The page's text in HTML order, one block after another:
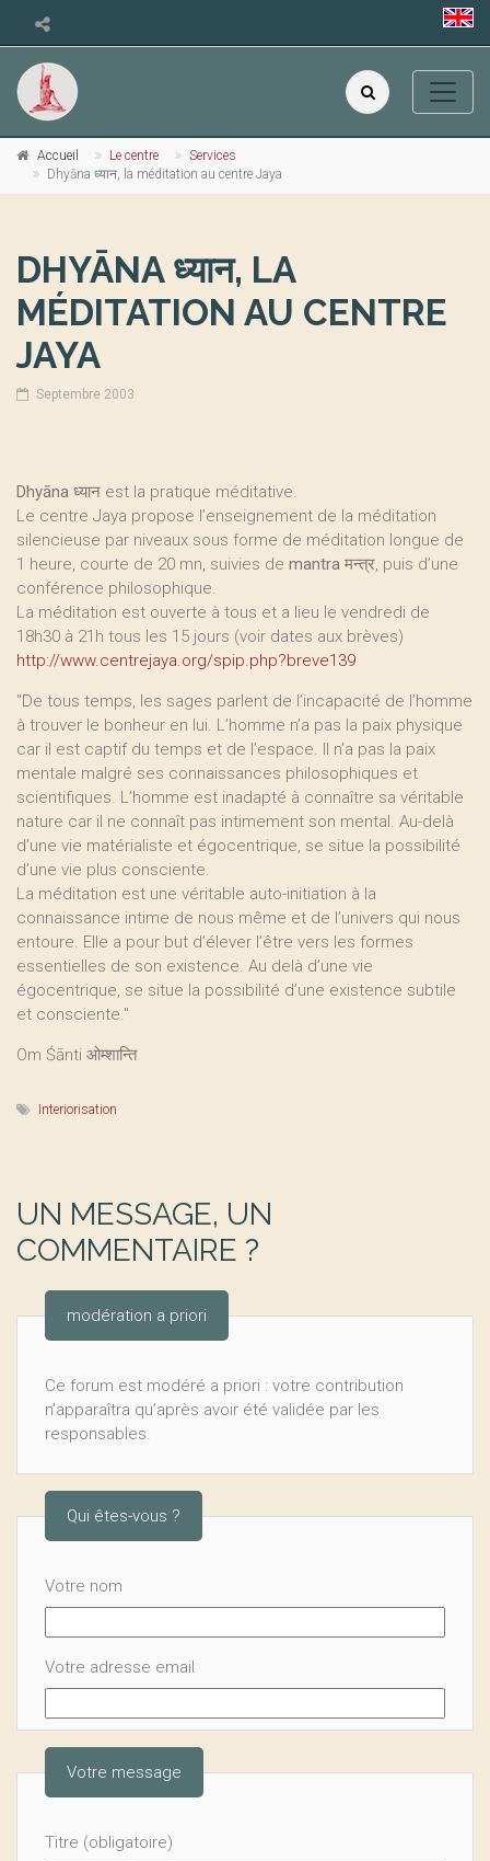
Accueil Le centre
Services
Dhyāna ध्यान, la méditation au centre Jaya
DHYĀNA ध्यान, LA
MÉDITATION AU CENTRE
JAYA
Septembre 2003
Dhyāna ध्यान est la pratique méditative.
Le centre Jaya propose l’enseignement de la méditation
silencieuse par niveaux sous forme de méditation longue de
1 heure, courte de 20 mn, suivies de mantra मन्त्र, puis d’une
conférence philosophique.
La méditation est ouverte à tous et a lieu le vendredi de
18h30 à 21h tous les 15 jours (voir dates aux brèves)
http://www.centrejaya.org/spip.php?breve139
"De tous temps, les sages parlent de l’incapacité de l’homme
à trouver le bonheur en lui. L’homme n’a pas la paix physique
car il est captif du temps et de l’espace. Il n’a pas la paix
mentale malgré ses connaissances philosophiques et
scientifiques. L’homme est inadapté à connaître sa véritable
nature car il ne connaît pas intimement son mental. Au-delà
d’une vie matérialiste et égocentrique, se situe la possibilité
d’une vie plus consciente.
La méditation est une véritable auto-initiation à la
connaissance intime de nous même et de l’univers qui nous
entoure. Elle a pour but d’élever l’être vers les formes
essentielles de son existence. Au delà d’une vie
égocentrique, se situe la possibilité d’une existence subtile
et consciente."
Om Śānti ओम्शान्ति
Interiorisation
UN MESSAGE, UN
COMMENTAIRE ?
modération a priori
Ce forum est modéré a priori : votre contribution
n’apparaîtra qu’après avoir été validée par les
responsables.
Qui êtes-vous ?
Votre nom
Votre adresse email
Votre message
Titre (obligatoire)